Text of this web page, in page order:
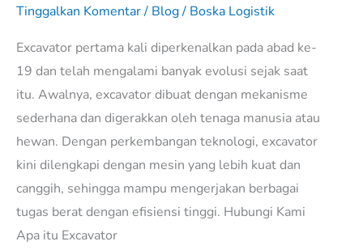
Tinggalkan Komentar/ Blog/ Boska Logistik
Excavator pertama kali diperkenalkan pada abad ke-
19 dan telah mengalami banyak evolusi sejak saat
itu. Awalnya, excavator dibuat dengan mekanisme
sederhana dan digerakkan oleh tenaga manusia atau
hewan. Dengan perkembangan teknologi, excavator
kini dilengkapi dengan mesin yang lebih kuat dan
canggih, sehingga mampu mengerjakan berbagai
tugas berat dengan efisiensi tinggi. Hubungi Kami
Apa itu Excavator